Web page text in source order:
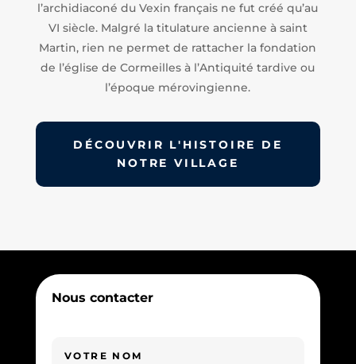
l’archidiaconé du Vexin français ne fut créé qu’au
VI siècle. Malgré la titulature ancienne à saint
Martin, rien ne permet de rattacher la fondation
de l’église de Cormeilles à l’Antiquité tardive ou
l’époque mérovingienne.
DÉCOUVRIR L'HISTOIRE DE
NOTRE VILLAGE
Nous contacter